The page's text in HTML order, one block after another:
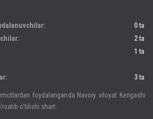
0 ta
2 ta
1 ta
3 ta
foydalanganda Navoiy viloyat Kengashi
o‘tilishi shart.